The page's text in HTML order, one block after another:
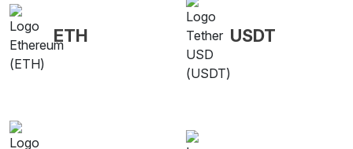
ETH USDT